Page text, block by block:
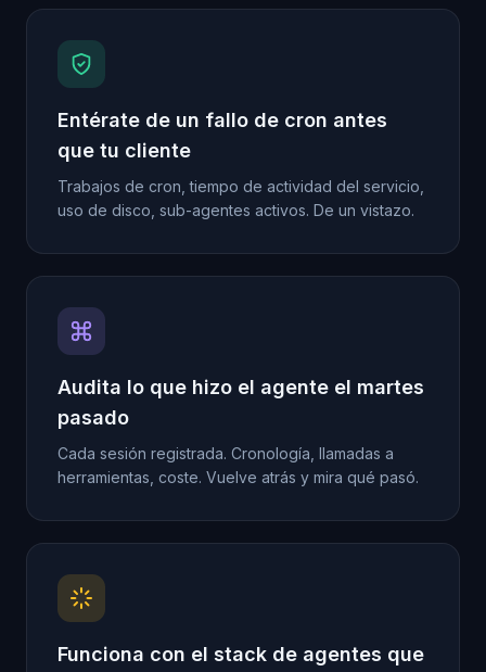
Entérate de un fallo de cron antes
que tu cliente
Trabajos de cron, tiempo de actividad del servicio,
uso de disco, sub-agentes activos. De un vistazo.
Audita lo que hizo el agente el martes
pasado
Cada sesión registrada. Cronología, llamadas a
herramientas, coste. Vuelve atrás y mira qué pasó.
Funciona con el stack de agentes que